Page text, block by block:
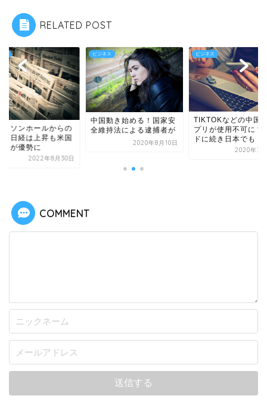
RELATED POST
クソンホールからの
！日経は上昇も米国
りが優勢に
2022年8月30日
ビジネス
中国動き始める！国家安
全維持法による逮捕者が
2020年8月10日
ビジネス
TIKTOKなどの中国
プリが使用不可に？
ドに続き日本でも
2020年7
COMMENT